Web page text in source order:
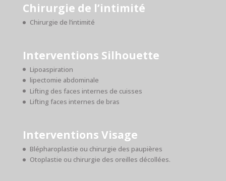
Chirurgie de l’intimité
Chirurgie de l’intimité
Interventions Silhouette
Lipoaspiration
lipectomie abdominale
Lifting des faces internes de cuisses
Lifting faces internes de bras
Interventions Visage
Blépharoplastie ou chirurgie des paupières
Otoplastie ou chirurgie des oreilles décollées.